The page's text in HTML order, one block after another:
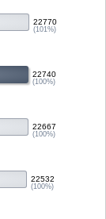
22770
(101%)
22740
(100%)
22667
(100%)
22532
(100%)